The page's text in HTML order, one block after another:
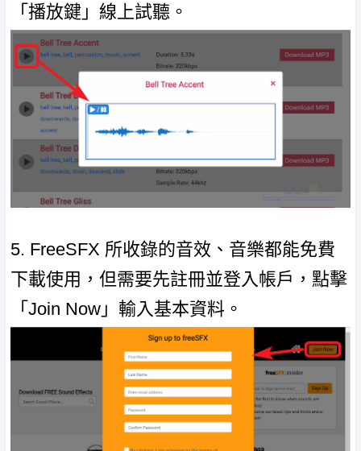
「播放鍵」線上試聽。
5. FreeSFX 所收錄的音效、音樂都能免費
下載使用，但需要先註冊並登入帳戶，點擊
「Join Now」輸入基本資料。